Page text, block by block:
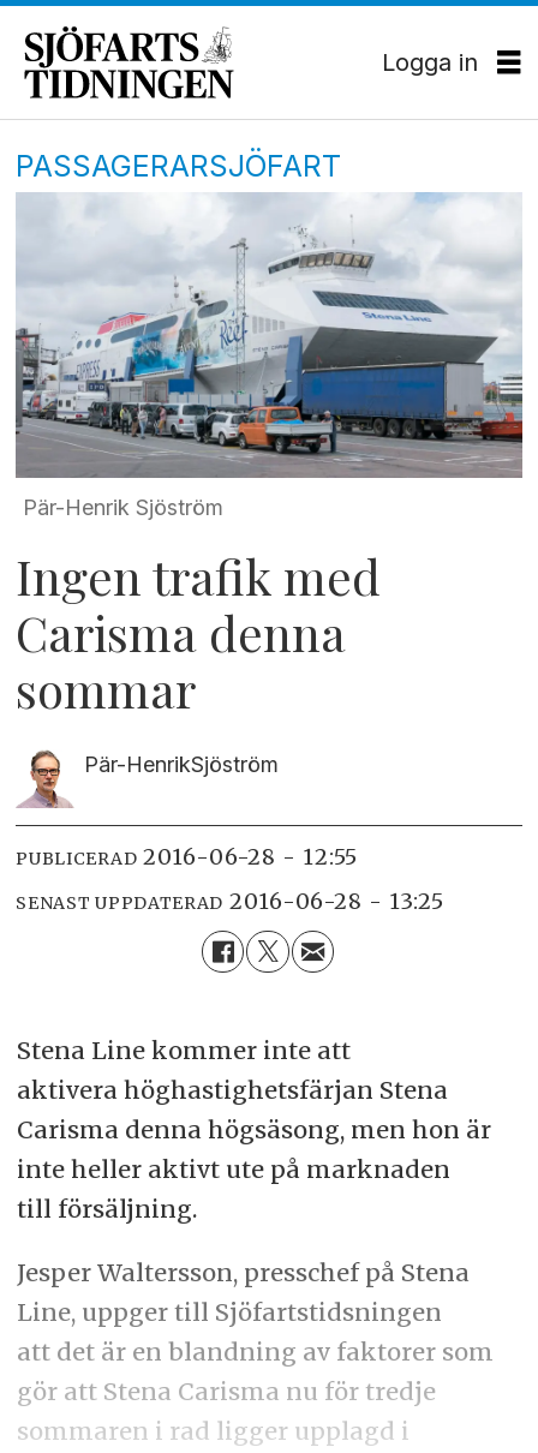
Logga in
PASSAGERARSJÖFART
Pär-Henrik Sjöström
Ingen trafik med
Carisma denna
sommar
Pär-HenrikSjöström
PUBLICERAD 2016-06-28 - 12:55
SENAST UPPDATERAD 2016-06-28 - 13:25
Stena Line kommer inte att
aktivera höghastighetsfärjan Stena
Carisma denna högsäsong, men hon är
inte heller aktivt ute på marknaden
till försäljning.
Jesper Waltersson, presschef på Stena
Line, uppger till Sjöfartstidsningen
att det är en blandning av faktorer som
gör att Stena Carisma nu för tredje
sommaren i rad ligger upplagd i